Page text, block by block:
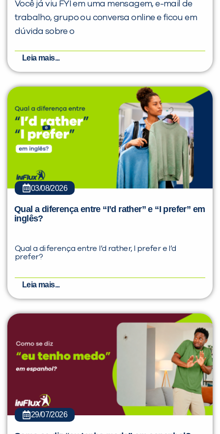
Você já viu FYI em uma mensagem, e-mail de
trabalho, grupo ou conversa online e ficou em
dúvida sobre o
Leia mais...
03/08/2026
Qual a diferença entre “I’d rather” e “I prefer” em
inglês?
Qual a diferença entre I’d rather, I prefer e I’d
prefer?
Leia mais...
29/07/2026